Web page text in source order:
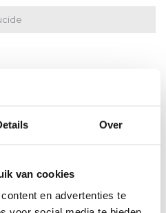
Over
van cookies
en advertenties te